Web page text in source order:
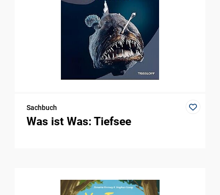
Sachbuch
Was ist Was: Tiefsee